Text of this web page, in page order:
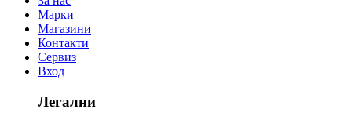
Марки
Магазини
Контакти
Сервиз
Вход
Легални